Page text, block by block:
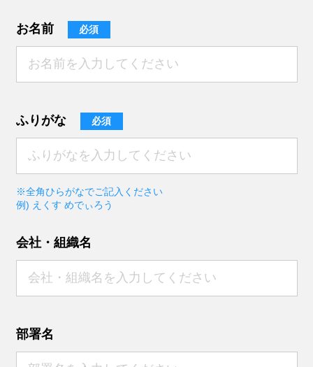
お名前 必須
ふりがな 必須
※全角ひらがなでご記入ください
例) えくす めでぃろう
会社・組織名
部署名